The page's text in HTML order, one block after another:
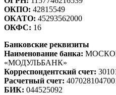
ОКПО: 42815549
ОКАТО: 45293562000
ОКФС: 16
Банковские реквизиты
Наименование банка:
«МОДУЛЬБАНК»
Корреспондентский счет:
Расчетный счет:
БИК: 044525092